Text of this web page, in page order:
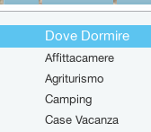
Dove Dormire
Affittacamere
Agriturismo
Camping
Case Vacanza